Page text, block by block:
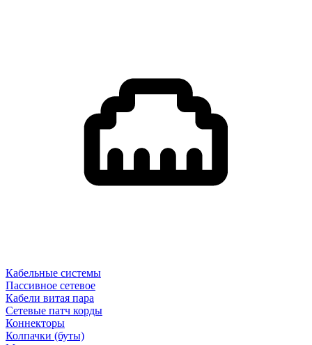
Кабельные системы
Пассивное сетевое
Кабели витая пара
Сетевые патч корды
Коннекторы
Колпачки (буты)